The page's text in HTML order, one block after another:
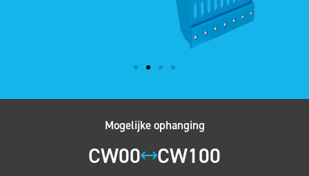
Mogelijke ophanging
CW00
CW100